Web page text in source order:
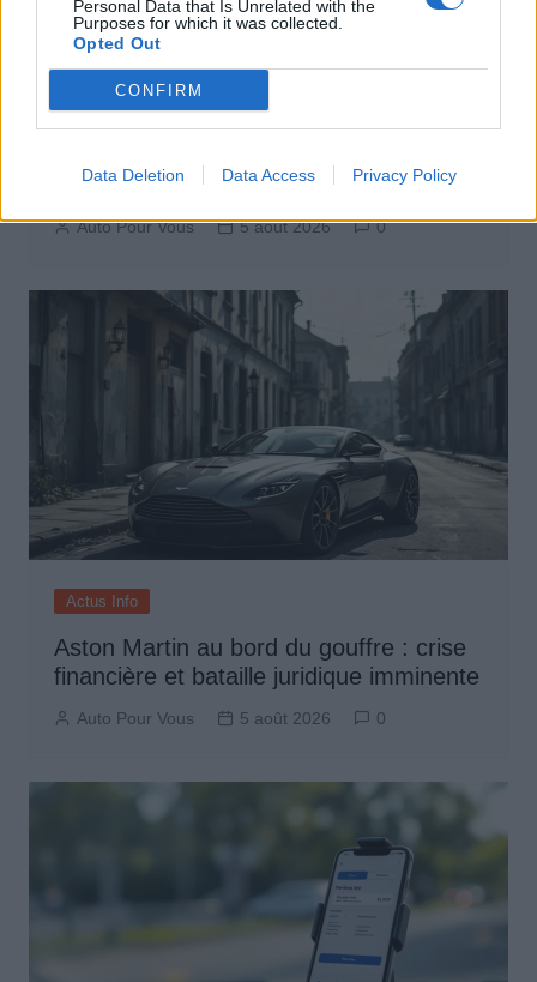
Personal Data that Is Unrelated with the
Purposes for which it was collected.
Opted Out
CONFIRM
Data Deletion Data Access Privacy Policy
Actus Info
des voitures électriques
Auto Pour Vous 5 août 2026 0
Actus Info
Aston Martin au bord du gouffre : crise
financière et bataille juridique imminente
Auto Pour Vous 5 août 2026 0